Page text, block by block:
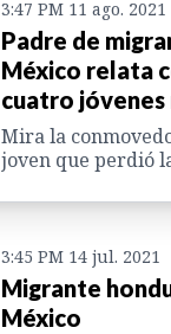
3:47 PM 11 ago. 2021
Padre de
México relata
cuatro jóvenes
Mira la
joven que perdió
3:45 PM 14 jul. 2021
Migrante
México